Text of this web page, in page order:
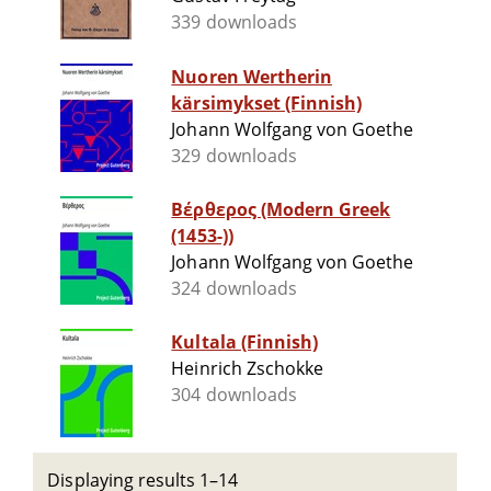
339 downloads
Nuoren Wertherin
kärsimykset (Finnish)
Johann Wolfgang von Goethe
329 downloads
Βέρθερος (Modern Greek
(1453-))
Johann Wolfgang von Goethe
324 downloads
Kultala (Finnish)
Heinrich Zschokke
304 downloads
Displaying results 1–14